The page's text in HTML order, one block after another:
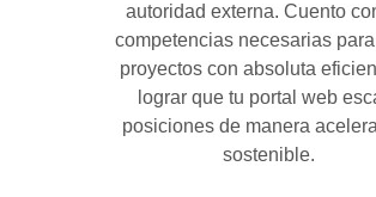
autoridad externa. Cuento
competencias necesarias
proyectos con absoluta
lograr que tu portal web
posiciones de manera
sostenible.